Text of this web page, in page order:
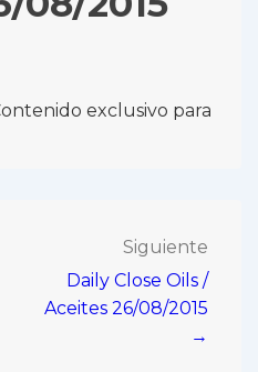
exclusivo para
Siguiente
Daily Close Oils /
Aceites 26/08/2015
→